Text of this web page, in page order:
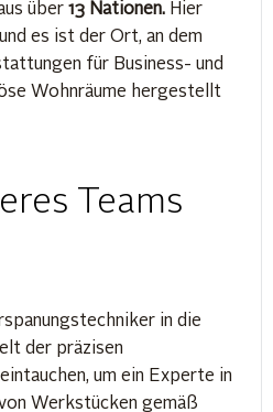
über 13 Nationen. Hier
es ist der Ort, an dem
für Business- und
Wohnräume hergestellt
Teams
in die
der präzisen
eintauchen, um ein Experte in
Werkstücken gemäß